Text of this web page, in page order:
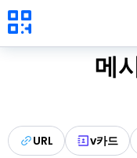
메
URL v카드